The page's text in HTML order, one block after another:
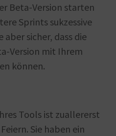
Beta-Version starten
Sprints sukzessive
sicher, dass die
Version mit Ihrem
können.
Tools ist zuallererst
Sie haben ein